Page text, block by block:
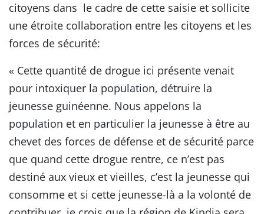
citoyens dans le cadre de cette saisie et sollicite
une étroite collaboration entre les citoyens et les
forces de sécurité:
« Cette quantité de drogue ici présente venait
pour intoxiquer la population, détruire la
jeunesse guinéenne. Nous appelons la
population et en particulier la jeunesse à être au
chevet des forces de défense et de sécurité parce
que quand cette drogue rentre, ce n’est pas
destiné aux vieux et vieilles, c’est la jeunesse qui
consomme et si cette jeunesse-là a la volonté de